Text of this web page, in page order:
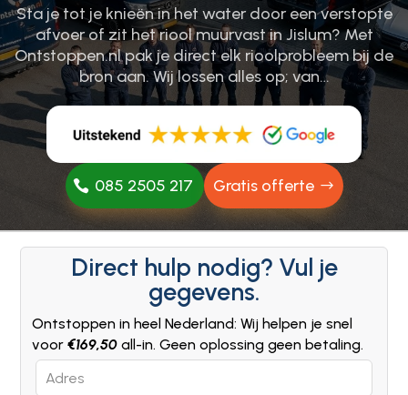
Sta je tot je knieën in het water door een verstopte
afvoer of zit het riool muurvast in Jislum? Met
Ontstoppen.​nl pak je direct elk rioolprobleem bij de
bron aan.​ Wij lossen alles op; van…
085 2505 217 Gratis offerte
Direct hulp nodig? Vul je
gegevens.
Ontstoppen in heel Nederland: Wij helpen je snel
voor€169,50 all-in. Geen oplossing geen betaling.
Leave
this